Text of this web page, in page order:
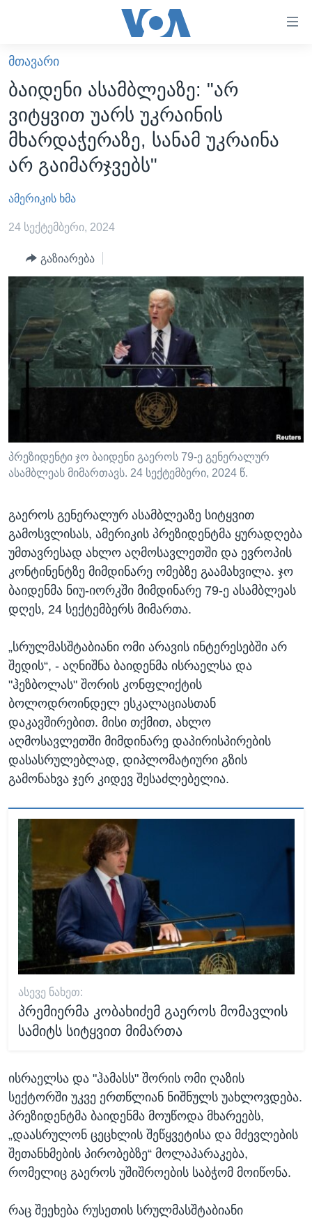
ხელმისაწვდომობისთვის
გადადით
მთავარზე
გადადით
მთავარ
ნავიგაციაზე
გადადით
ძიებაზე
ᲐᲮᲐᲚᲘ ᲐᲛᲑᲔᲑᲘ
ᲡᲐᲥᲐᲠᲗᲕᲔᲚᲝ
ᲐᲨᲨ
ᲐᲨᲨ-ᲘᲡ ᲐᲠᲩᲔᲕᲜᲔᲑᲘ 2024
ᲛᲡᲝᲤᲚᲘᲝ
ᲕᲘᲓᲔᲝᲔᲑᲘ
ᲒᲐᲓᲐᲪᲔᲛᲔᲑᲘ
ᲕᲐᲨᲘᲜᲒᲢᲝᲜᲘ ᲓᲦᲔᲡ
ᲮᲔᲓᲕᲐ ᲕᲐᲨᲘᲜᲒᲢᲝᲜᲘᲓᲐᲜ
ᲡᲢᲣᲓᲘᲐ ᲕᲐᲨᲘᲜᲒᲢᲝᲜᲘ
ᲡᲮᲕᲐ ᲡᲘᲐᲮᲚᲔᲔᲑᲘ
ᲔᲙᲝᲜᲝᲛᲘᲙᲐ
ᲯᲐᲜᲛᲠᲗᲔᲚᲝᲑᲐ
ᲛᲔᲪᲜᲘᲔᲠᲔᲑᲐ
ᲒᲐᲚᲘᲚᲔᲝ
ᲓᲔᲖᲘᲜᲤᲝᲠᲛᲐᲪᲘᲐ
ᲠᲣᲡᲔᲗᲘᲡ ᲨᲔᲭᲠᲐ ᲣᲙᲠᲐᲘᲜᲐᲨᲘ
Learning English
ᲗᲕᲐᲚᲘ ᲒᲕᲐᲓᲔᲕᲜᲔᲗ
ენები
ᲛᲗᲐᲕᲐᲠᲘ
ბაიდენი ასამბლეაზე: "არ
ვიტყვით უარს უკრაინის
მხარდაჭერაზე, სანამ უკრაინა
არ გაიმარჯვებს"
ამერიკის ხმა
24 სექტემბერი, 2024
გაზიარება
პრეზიდენტი ჯო ბაიდენი გაეროს 79-ე გენერალურ
ასამბლეას მიმართავს. 24 სექტემბერი, 2024 წ.
გაეროს გენერალურ ასამბლეაზე სიტყვით
გამოსვლისას, ამერიკის პრეზიდენტმა ყურადღება
უმთავრესად ახლო აღმოსავლეთში და ევროპის
კონტინენტზე მიმდინარე ომებზე გაამახვილა. ჯო
ბაიდენმა ნიუ-იორკში მიმდინარე 79-ე ასამბლეას
დღეს, 24 სექტემბერს მიმართა.
„სრულმასშტაბიანი ომი არავის ინტერესებში არ
შედის“, - აღნიშნა ბაიდენმა ისრაელსა და
"ჰეზბოლას" შორის კონფლიქტის
ბოლოდროინდელ ესკალაციასთან
დაკავშირებით. მისი თქმით, ახლო
აღმოსავლეთში მიმდინარე დაპირისპირების
დასასრულებლად, დიპლომატიური გზის
გამონახვა ჯერ კიდევ შესაძლებელია.
ᲐᲡᲔᲕᲔ ᲜᲐᲮᲔᲗ:
პრემიერმა კობახიძემ გაეროს მომავლის
სამიტს სიტყვით მიმართა
ისრაელსა და "ჰამასს" შორის ომი ღაზის
სექტორში უკვე ერთწლიან ნიშნულს უახლოვდება.
პრეზიდენტმა ბაიდენმა მოუწოდა მხარეებს,
„დაასრულონ ცეცხლის შეწყვეტისა და მძევლების
შეთანხმების პირობებზე“ მოლაპარაკება,
რომელიც გაეროს უშიშროების საბჭომ მოიწონა.
რაც შეეხება რუსეთის სრულმასშტაბიანი